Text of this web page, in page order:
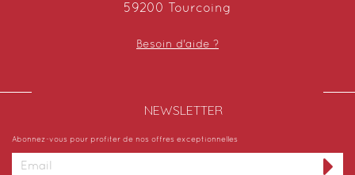
59200 Tourcoing
Besoin d'aide ?
NEWSLETTER​
Abonnez-vous pour profiter de nos offres exceptionnelles